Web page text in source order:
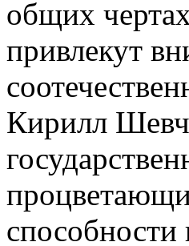
общих
привлекут
Кирилл